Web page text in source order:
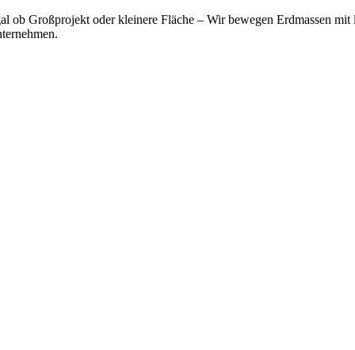
ob Großprojekt oder kleinere Fläche – Wir bewegen Erdmassen